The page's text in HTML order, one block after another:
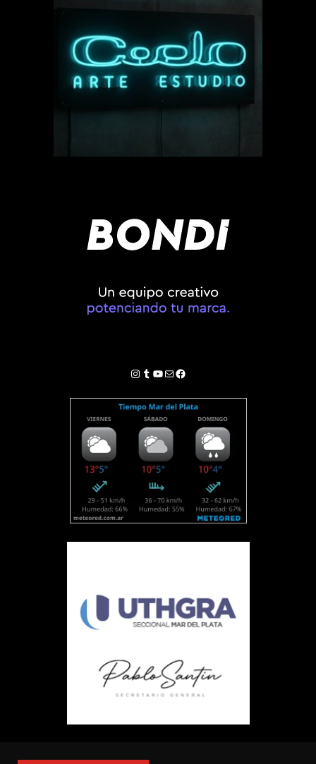
Instagram
Tumblr
YouTube
Correo electrónico
Facebook